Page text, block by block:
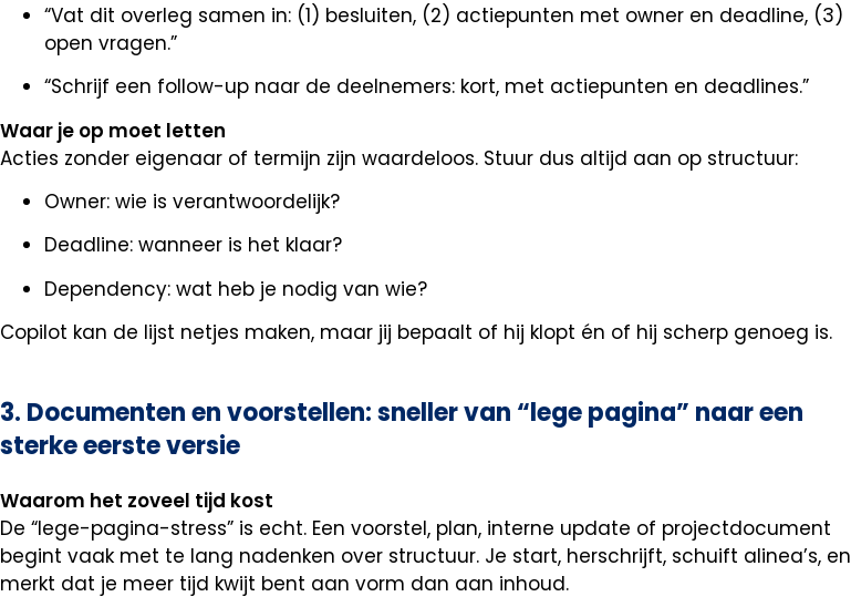
“Vat dit overleg samen in: (1) besluiten, (2) actiepunten met owner en deadline, (3)
open vragen.”
“Schrijf een follow-up naar de deelnemers: kort, met actiepunten en deadlines.”
Waar je op moet letten
Acties zonder eigenaar of termijn zijn waardeloos. Stuur dus altijd aan op structuur:
Owner: wie is verantwoordelijk?
Deadline: wanneer is het klaar?
Dependency: wat heb je nodig van wie?
Copilot kan de lijst netjes maken, maar jij bepaalt of hij klopt én of hij scherp genoeg is.
3. Documenten en voorstellen: sneller van “lege pagina” naar een
sterke eerste versie
Waarom het zoveel tijd kost
De “lege-pagina-stress” is echt. Een voorstel, plan, interne update of projectdocument
begint vaak met te lang nadenken over structuur. Je start, herschrijft, schuift alinea’s, en
merkt dat je meer tijd kwijt bent aan vorm dan aan inhoud.